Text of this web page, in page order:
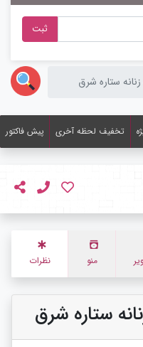
ثبت
زنانه ستاره شرق
تخفیف لحظه آخری پیش فاکتور
منو نظرات
ستاره شرق